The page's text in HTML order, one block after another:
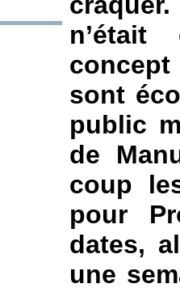
n’était
sont
public
de
coup
pour
dates,
une